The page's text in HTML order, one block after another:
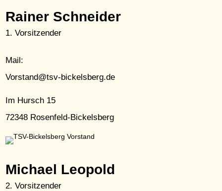
Rainer Schneider
1. Vorsitzender
Mail:
Vorstand@tsv-bickelsberg.de
Im Hursch 15
72348 Rosenfeld-Bickelsberg
Michael Leopold
2. Vorsitzender